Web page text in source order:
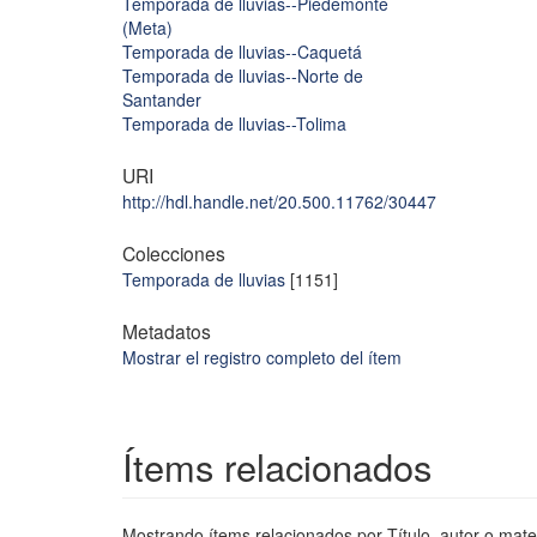
(Meta)
Temporada de lluvias--Caquetá
Temporada de lluvias--Norte de
Santander
Temporada de lluvias--Tolima
URI
http://hdl.handle.net/20.500.11762/30447
Colecciones
Temporada de lluvias [1151]
Metadatos
Mostrar el registro completo del ítem
Ítems relacionados